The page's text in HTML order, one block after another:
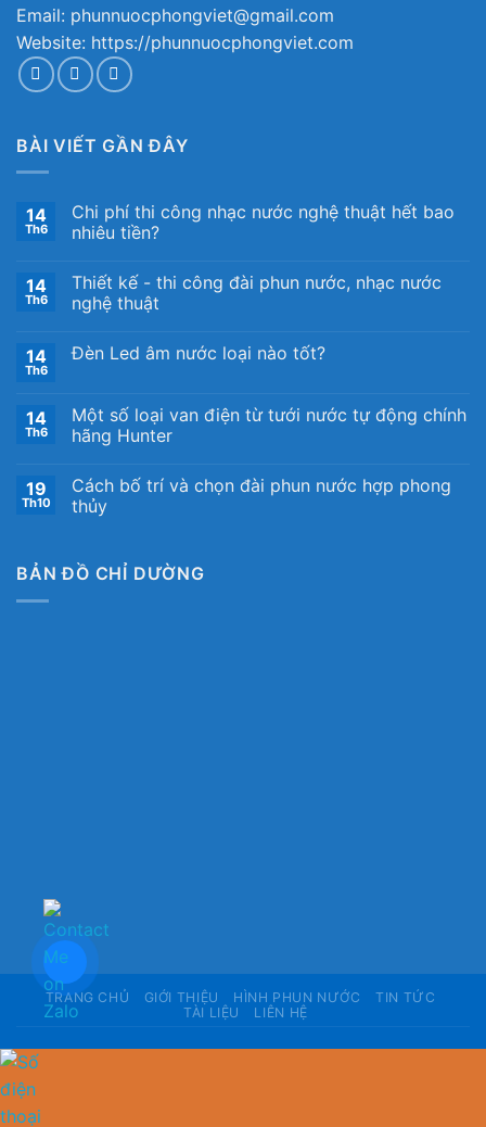
Email: phunnuocphongviet@gmail.com
Website: https://phunnuocphongviet.com
BÀI VIẾT GẦN ĐÂY
14
Th6
Chi phí thi công nhạc nước nghệ thuật hết bao
nhiêu tiền?
14
Th6
Thiết kế ​- thi công đài phun nước, nhạc nước
nghệ thuật
14
Th6
Đèn Led âm nước loại nào tốt?
14
Th6
Một số loại van điện từ tưới nước tự động chính
hãng Hunter
19
Th10
Cách bố trí và chọn đài phun nước hợp phong
thủy
BẢN ĐỒ CHỈ DƯỜNG
TRANG CHỦ GIỚI THIỆU HÌNH PHUN NƯỚC
TIN TỨC
TÀI LIỆU
LIÊN HỆ